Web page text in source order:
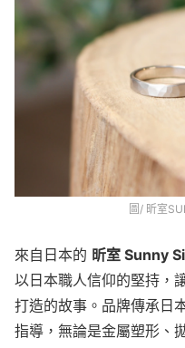
圖/ 昕室
來自日本的 昕室 Sunny
以日本職人信仰的堅持，
打造的故事。品牌傳承日
指導，無論是金屬塑形、